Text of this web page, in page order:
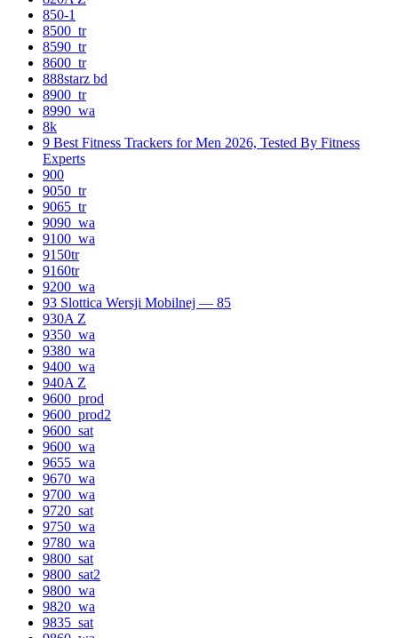
850-1
8500_tr
8590_tr
8600_tr
888starz bd
8900_tr
8990_wa
8k
9 Best Fitness Trackers for Men 2026, Tested By Fitness
Experts
900
9050_tr
9065_tr
9090_wa
9100_wa
9150tr
9160tr
9200_wa
93 Slottica Wersji Mobilnej — 85
930A Z
9350_wa
9380_wa
9400_wa
940A Z
9600_prod
9600_prod2
9600_sat
9600_wa
9655_wa
9670_wa
9700_wa
9720_sat
9750_wa
9780_wa
9800_sat
9800_sat2
9800_wa
9820_wa
9835_sat